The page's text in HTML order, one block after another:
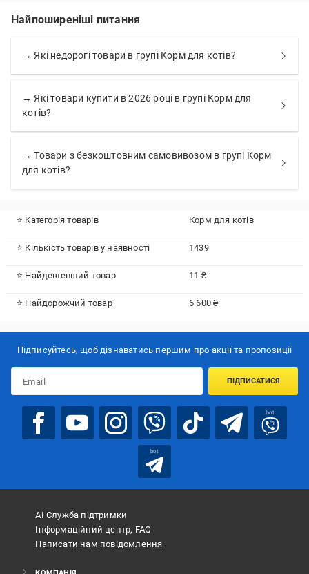
Найпоширеніші питання
→ Які недорогі товари в групі Корм для котів?
→ Які товари купити в 2026 році в групі Корм для
котів?
→ Товари з безкоштовним самовивозом в групі Корм
для котів?
⭐ Категорія товарів Корм для котів
⭐ Кількість товарів у наявності 1439
⭐ Найдешевший товар 11 ₴
⭐ Найдорожчий товар 6 600 ₴
Підписуйтесь, щоб дізнаватись першим про акції та пропозиції
ПІДПИСАТИСЯ
bot
bot
АІ Служба підтримки
Інформаційний центр, FAQ
Написати нам повідомлення